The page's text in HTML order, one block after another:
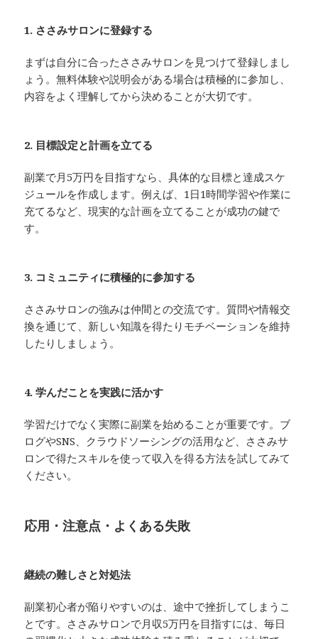
1. ささみサロンに登録する
まずは自分に合ったささみサロンを見つけて登録しまし
ょう。無料体験や説明会がある場合は積極的に参加し、
内容をよく理解してから決めることが大切です。
2. 目標設定と計画を立てる
副業で月5万円を目指すなら、具体的な目標と達成スケ
ジュールを作成します。例えば、1日1時間学習や作業に
充てるなど、現実的な計画を立てることが成功の鍵で
す。
3. コミュニティに積極的に参加する
ささみサロンの強みは仲間との交流です。質問や情報交
換を通じて、新しい知識を得たりモチベーションを維持
したりしましょう。
4. 学んだことを実践に活かす
学習だけでなく実際に副業を始めることが重要です。ブ
ログやSNS、クラウドソーシングの活用など、ささみサ
ロンで得たスキルを使って収入を得る方法を試してみて
ください。
応用・注意点・よくある失敗
継続の難しさと対処法
副業初心者が陥りやすいのは、途中で挫折してしまうこ
とです。ささみサロンで月収5万円を目指すには、毎日